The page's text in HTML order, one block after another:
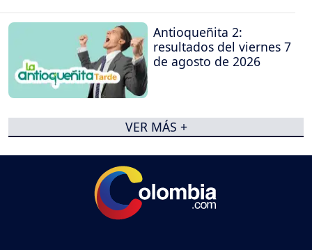
Antioqueñita 2:
resultados del viernes 7
de agosto de 2026
VER MÁS +